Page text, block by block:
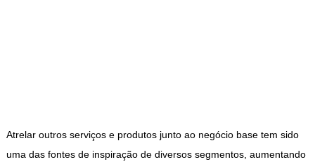
Atrelar outros serviços e produtos junto ao negócio base tem sido
uma das fontes de inspiração de diversos segmentos, aumentando